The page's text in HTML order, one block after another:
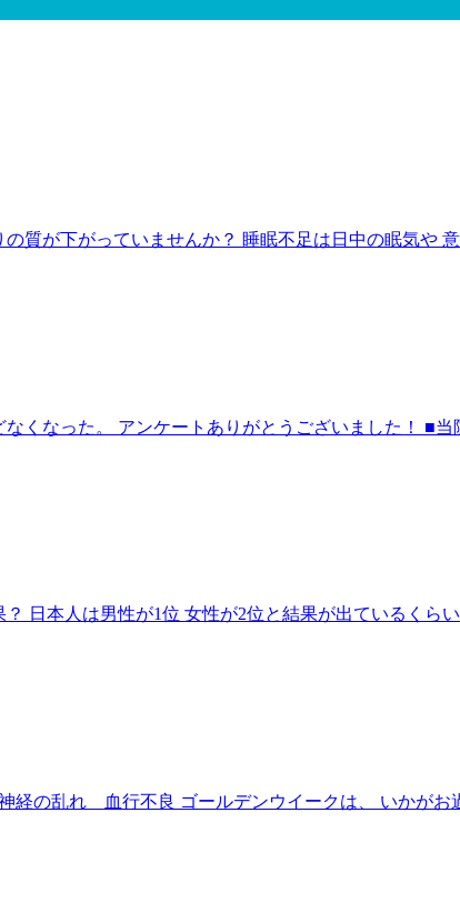
質が下がっていませんか？ 睡眠不足は日中の眠気や
くなった。 アンケートありがとうございました！
日本人は男性が1位 女性が2位と結果が出ているくら
の乱れ 血行不良 ゴールデンウイークは、 いかがお